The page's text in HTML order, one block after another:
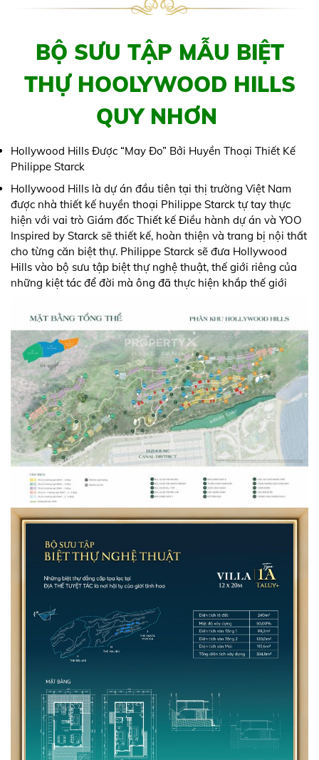
BỘ SƯU TẬP MẪU BIỆT
THỰ HOOLYWOOD HILLS
QUY NHƠN
Hollywood Hills Được “May Đo” Bởi Huyền Thoại Thiết Kế
Philippe Starck
Hollywood Hills là dự án đầu tiên tại thị trường Việt Nam
được nhà thiết kế huyền thoại Philippe Starck tự tay thực
hiện với vai trò Giám đốc Thiết kế Điều hành dự án và YOO
Inspired by Starck sẽ thiết kế, hoàn thiện và trang bị nội thất
cho từng căn biệt thự. Philippe Starck sẽ đưa Hollywood
Hills vào bộ sưu tập biệt thự nghệ thuật, thế giới riêng của
những kiệt tác để đời mà ông đã thực hiện khắp thế giới